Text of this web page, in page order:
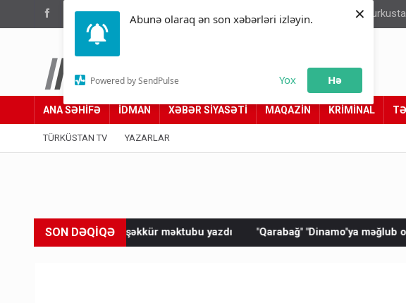
Abunə olaraq ən son xəbərləri izləyin.
Powered by SendPulse Yox Hə
×
(012) 449 94 05
Türküstan.az
Adımız yolumuzdur
ANA SƏHİFƏ İDMAN XƏBƏR SİYASƏTİ MAQAZİN KRİMİNAL
TÜRKÜSTAN TV YAZARLAR
SON DƏQİQƏ
təşəkkür məktubu yazdı "Qarabağ" "Dinamo"ya məğlub oldu Rusiya bu